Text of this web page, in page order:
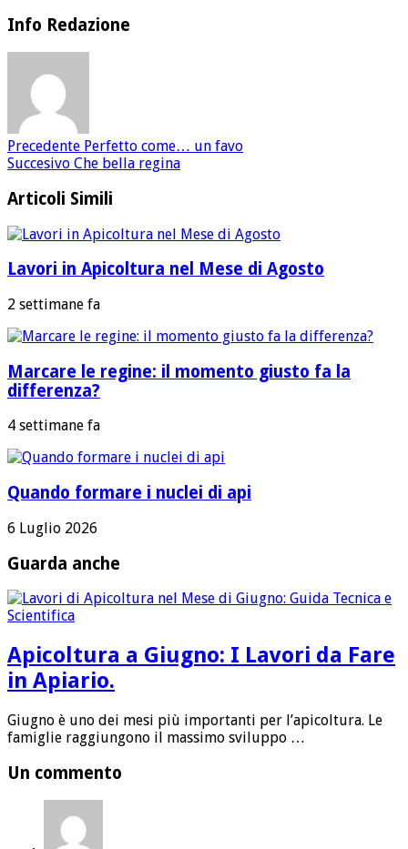
Info Redazione
Precedente Perfetto come… un favo
Succesivo Che bella regina
Articoli Simili
Lavori in Apicoltura nel Mese di Agosto
2 settimane fa
Marcare le regine: il momento giusto fa la
differenza?
4 settimane fa
Quando formare i nuclei di api
6 Luglio 2026
Guarda anche
Apicoltura a Giugno: I Lavori da Fare
in Apiario.
Giugno è uno dei mesi più importanti per l’apicoltura. Le
famiglie raggiungono il massimo sviluppo …
Un commento